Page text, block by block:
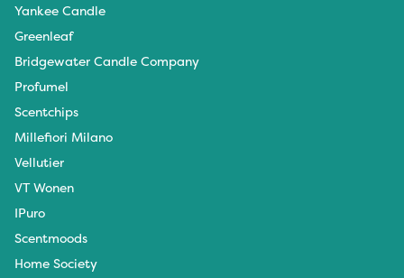
Yankee Candle
Greenleaf
Bridgewater Candle Company
Profumel
Scentchips
Millefiori Milano
Vellutier
VT Wonen
IPuro
Scentmoods
Home Society